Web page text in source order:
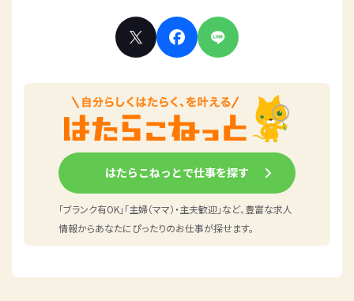
はたらこねっとで仕事を探す
「ブランク有OK」「主婦（ママ）・主夫歓迎」など、豊富な求人
情報からあなたにぴったりのお仕事が探せます。